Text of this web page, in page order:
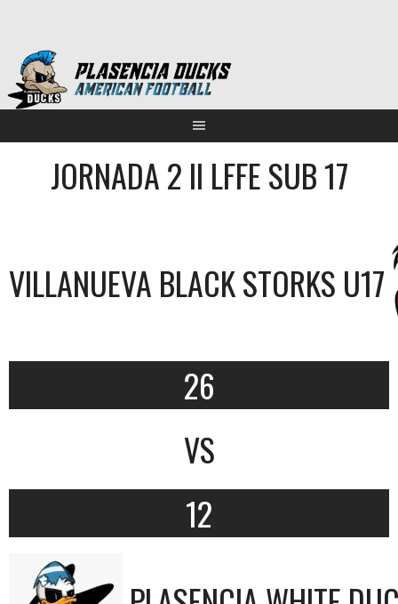
contenido
JORNADA 2 II LFFE SUB 17
VILLANUEVA BLACK STORKS U17
26
VS
12